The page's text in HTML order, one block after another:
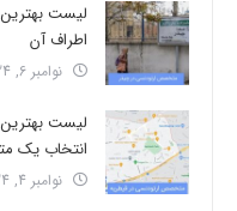
لیست
اطراف آن
نوامبر 6, 2024
لیست
انتخاب یک
نوامبر 4, 2024